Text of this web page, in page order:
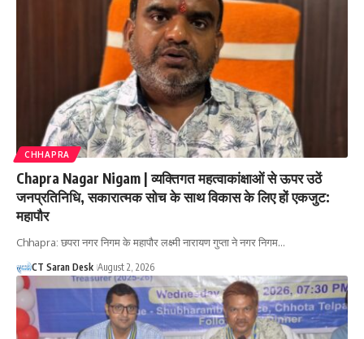
CHHAPRA
Chapra Nagar Nigam | व्यक्तिगत महत्वाकांक्षाओं से ऊपर उठें
जनप्रतिनिधि, सकारात्मक सोच के साथ विकास के लिए हों एकजुट:
महापौर
Chhapra: छपरा नगर निगम के महापौर लक्ष्मी नारायण गुप्ता ने नगर निगम…
CT Saran Desk August 2, 2026